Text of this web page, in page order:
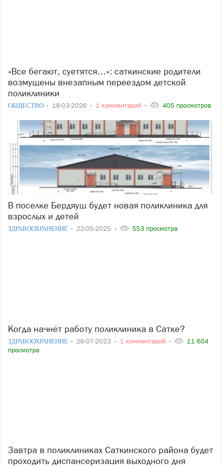
«Все бегают, суетятся…»: саткинские родители
возмущены внезапным переездом детской
поликлиники
ОБЩЕСТВО 18-03-2026 1 комментарий 405 просмотров
В поселке Бердяуш будет новая поликлиника для
взрослых и детей
ЗДРАВООХРАНЕНИЕ 22-05-2025 553 просмотра
Когда начнёт работу поликлиника в Сатке?
ЗДРАВООХРАНЕНИЕ 26-07-2023 1 комментарий
11 604
просмотра
Завтра в поликлиниках Саткинского района будет
проходить диспансеризация выходного дня